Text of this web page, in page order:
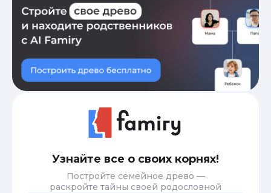
Узнайте все о своих корнях!
Постройте семейное древо —
раскройте тайны своей родословной